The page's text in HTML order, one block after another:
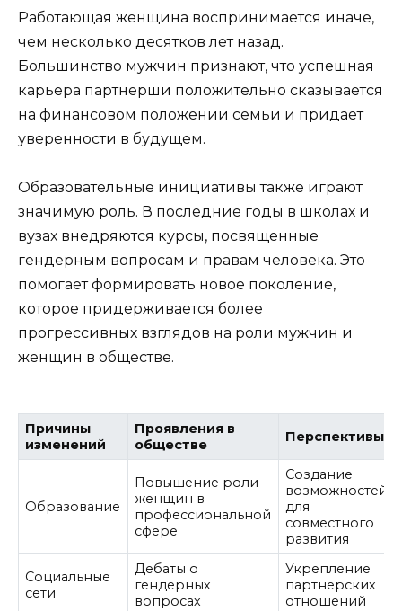
Работающая женщина воспринимается иначе,
чем несколько десятков лет назад.
Большинство мужчин признают, что успешная
карьера партнерши положительно сказывается
на финансовом положении семьи и придает
уверенности в будущем.
Образовательные инициативы также играют
значимую роль. В последние годы в школах и
вузах внедряются курсы, посвященные
гендерным вопросам и правам человека. Это
помогает формировать новое поколение,
которое придерживается более
прогрессивных взглядов на роли мужчин и
женщин в обществе.
Причины
изменений
Проявления в
обществе
Перспективы
Образование
Повышение роли
женщин в
профессиональной
сфере
Создание
возможностей
для
совместного
развития
Социальные
сети
Дебаты о
гендерных
вопросах
Укрепление
партнерских
отношений